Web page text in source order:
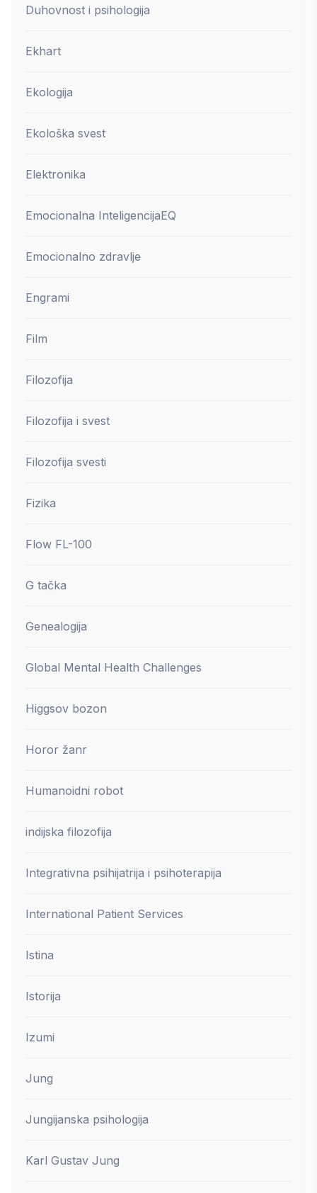
Duhovnost i psihologija
Ekhart
Ekologija
Ekološka svest
Elektronika
Emocionalna InteligencijaEQ
Emocionalno zdravlje
Engrami
Film
Filozofija
Filozofija i svest
Filozofija svesti
Fizika
Flow FL-100
G tačka
Genealogija
Global Mental Health Challenges
Higgsov bozon
Horor žanr
Humanoidni robot
indijska filozofija
Integrativna psihijatrija i psihoterapija
International Patient Services
Istina
Istorija
Izumi
Jung
Jungijanska psihologija
Karl Gustav Jung